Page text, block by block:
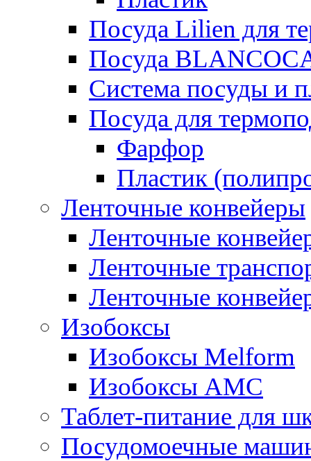
Посуда Lilien для
Посуда
Система посуды и
Посуда для
Фарфор
Пластик
Ленточные конвейеры
Ленточные
Ленточные
Ленточные
Изобоксы
Изобоксы Melform
Изобоксы AMC
Таблет-питание для
Посудомоечные